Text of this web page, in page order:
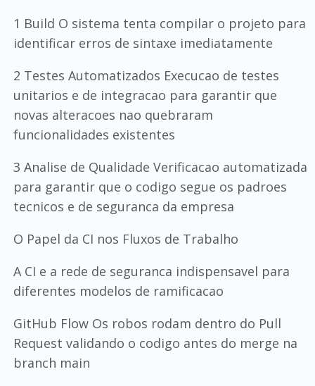
1 Build O sistema tenta compilar o projeto para
identificar erros de sintaxe imediatamente
2 Testes Automatizados Execucao de testes
unitarios e de integracao para garantir que
novas alteracoes nao quebraram
funcionalidades existentes
3 Analise de Qualidade Verificacao automatizada
para garantir que o codigo segue os padroes
tecnicos e de seguranca da empresa
O Papel da CI nos Fluxos de Trabalho
A CI e a rede de seguranca indispensavel para
diferentes modelos de ramificacao
GitHub Flow Os robos rodam dentro do Pull
Request validando o codigo antes do merge na
branch main